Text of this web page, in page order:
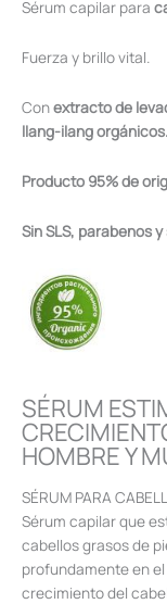
Sérum capilar para
Fuerza y brillo vital.
Conextracto de
llang-ilang orgánicos.
Producto 95% de
Sin SLS, parabenos
SÉRUM
HOMBRE Y
SÉRUM PARA
Sérum capilar que
cabellos grasos de
profundamente en
crecimiento del